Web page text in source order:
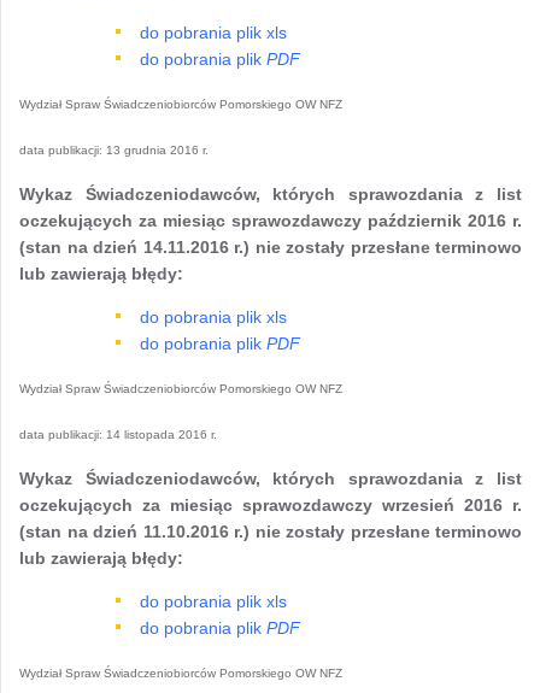
do pobrania plik xls
do pobrania plik PDF
Wydział Spraw Świadczeniobiorców Pomorskiego OW NFZ
data publikacji: 13 grudnia 2016 r.
Wykaz Świadczeniodawców, których sprawozdania z list
oczekujących za miesiąc sprawozdawczy październik 2016 r.
(stan na dzień 14.11.2016 r.) nie zostały przesłane terminowo
lub zawierają błędy:
do pobrania plik xls
do pobrania plik PDF
Wydział Spraw Świadczeniobiorców Pomorskiego OW NFZ
data publikacji: 14 listopada 2016 r.
Wykaz Świadczeniodawców, których sprawozdania z list
oczekujących za miesiąc sprawozdawczy wrzesień 2016 r.
(stan na dzień 11.10.2016 r.) nie zostały przesłane terminowo
lub zawierają błędy:
do pobrania plik xls
do pobrania plik PDF
Wydział Spraw Świadczeniobiorców Pomorskiego OW NFZ